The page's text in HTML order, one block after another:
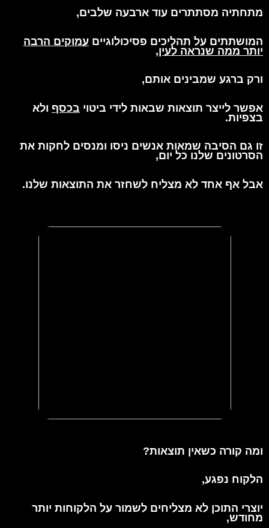
מתחתיה מסתתרים עוד ארבעה שלבים,
המושתתים על תהליכים פסיכולוגיים עמוקים הרבה
יותר ממה שנראה לעין,
ורק ברגע שמבינים אותם,
אפשר לייצר תוצאות שבאות לידי ביטוי בכסף ולא
בצפיות.
זו גם הסיבה שמאות אנשים ניסו ומנסים לחקות את
הסרטונים שלנו כל יום,
אבל אף אחד לא מצליח לשחזר את התוצאות שלנו.
ומה קורה כשאין תוצאות?
הלקוח נפגע,
יוצרי התוכן לא מצליחים לשמור על הלקוחות יותר
מחודש,